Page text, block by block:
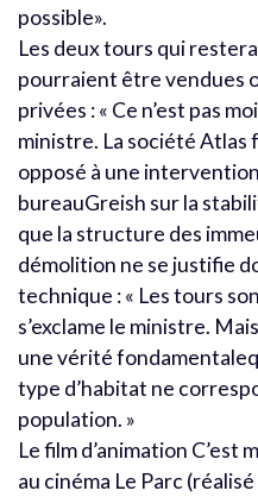
possible».
Les deux tours qui
pourraient être vendues
privées : « Ce n’est pas
ministre. La société Atlas
opposé à une intervention
bureauGreish sur la
que la structure des
démolition ne se justifie
technique : « Les tours
s’exclame le ministre.
une vérité
type d’habitat ne
population. »
Le film d’animation
au cinéma Le Parc